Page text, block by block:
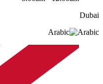
Dubai
Arabic